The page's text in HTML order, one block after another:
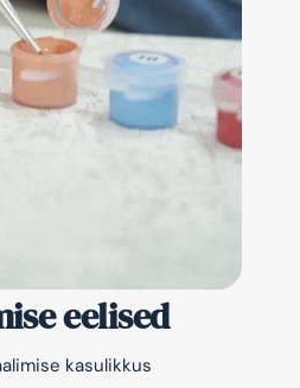
eelised
kasulikkus